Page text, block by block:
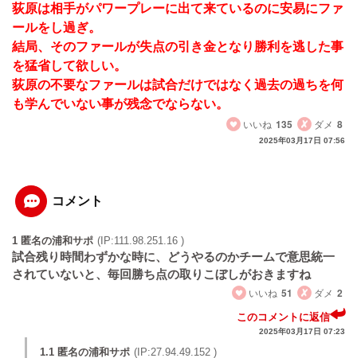
荻原は相手がパワープレーに出て来ているのに安易にファ
ールをし過ぎ。
結局、そのファールが失点の引き金となり勝利を逃した事
を猛省して欲しい。
荻原の不要なファールは試合だけではなく過去の過ちを何
も学んでいない事が残念でならない。
いいね 135 ダメ 8
2025年03月17日 07:56
コメント
1 匿名の浦和サポ (IP:111.98.251.16 )
試合残り時間わずかな時に、どうやるのかチームで意思統一
されていないと、毎回勝ち点の取りこぼしがおきますね
いいね 51 ダメ 2
このコメントに返信
2025年03月17日 07:23
1.1 匿名の浦和サポ (IP:27.94.49.152 )